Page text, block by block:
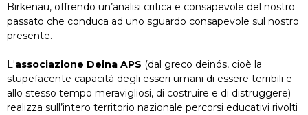
Birkenau, offrendo un’analisi critica e consapevole del nostro
passato che conduca ad uno sguardo consapevole sul nostro
presente.
L'associazione Deina APS (dal greco deinós, cioè la
stupefacente capacità degli esseri umani di essere terribili e
allo stesso tempo meravigliosi, di costruire e di distruggere)
realizza sull’intero territorio nazionale percorsi educativi rivolti